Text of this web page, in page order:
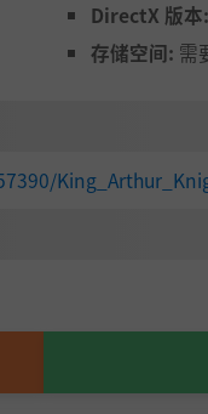
和叙事。
DirectX 版本:
存储空间: 需